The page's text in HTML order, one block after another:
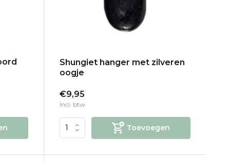
Shungiet hanger met zilveren
oogje
€9,95
Incl. btw
Toevoegen